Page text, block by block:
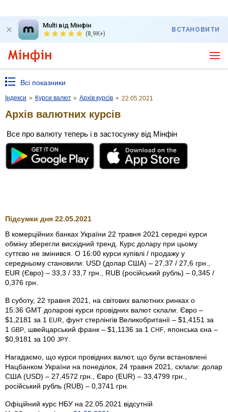
Multi від Мінфін
(8,9K+)
ВСТАНОВИТИ
Всі показники
Індекси » Курси валют » Архів курсів » 22.05.2021
Архів валютних курсів
Все про валюту теперь і в застосунку від Мінфін
Підсумки дня 22.05.2021
В комерційних банках України 22 травня 2021 середні курси
обміну зберегли висхідний тренд. Курс долару при цьому
суттєво не змінився. О 16:00 курси купівлі / продажу у
середньому становили: USD (долар США) – 27,37 / 27,6 грн.,
EUR (Євро) – 33,3 / 33,7 грн., RUB (російський рубль) – 0,345 /
0,376 грн.
В суботу, 22 травня 2021, на світових валютних ринках о
15:36 GMT доларові курси провідних валют склали: Євро –
$1,2181 за 1 EUR
, фунт стерлінгів Велико­британії – $1,4151 за
1 GBP , швейцарський франк – $1,1136 за 1 CHF , японська єна –
$0,9181 за 100 JPY
Нагадаємо, що курси провідних валют, що були встановлені
Нацбанком України на понеділок, 24 травня 2021, склали: долар
США (USD) – 27,4572 грн., Євро (EUR) – 33,4799 грн.,
російський рубль (RUB) – 0,3741 грн.
Офіційний курс НБУ на 22.05.2021 відсутній